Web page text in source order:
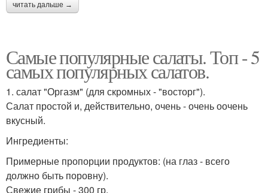
читать дальше →
Самые популярные салаты. Топ - 5
самых популярных салатов.
1. салат "Оргазм" (для скромных - "восторг").
Салат простой и, действительно, очень - очень оочень
вкусный.
Ингредиенты:
Примерные пропорции продуктов: (на глаз - всего
должно быть поровну).
Свежие грибы - 300 гр.